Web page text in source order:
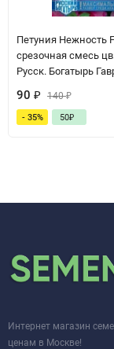
Петуния Нежность
срезочная смесь
Русск. Богатырь
90 ₽ 140₽
- 35% 50₽
Интернет магазин
ценам в Москве!